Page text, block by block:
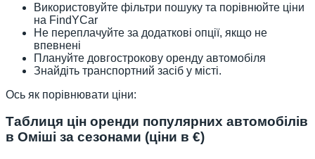
Використовуйте фільтри пошуку та порівнюйте ціни
на FindYCar
Не переплачуйте за додаткові опції, якщо не
впевнені
Плануйте довгострокову оренду автомобіля
Знайдіть транспортний засіб у місті.
Ось як порівнювати ціни:
Таблиця цін оренди популярних автомобілів
в Оміші за сезонами (ціни в €)